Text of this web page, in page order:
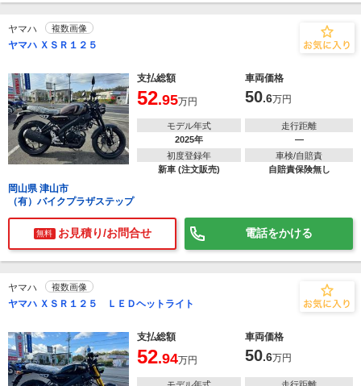
ヤマハ 複数画像
ヤマハ ＸＳＲ１２５
支払総額 車両価格
52.95万円 50.6万円
モデル年式
2025年
走行距離
―
初度登録年
新車 (注文販売)
車検/自賠責
自賠責保険無し
岡山県 津山市
（有）バイクプラザステップ
無料 お見積り/お問合せ 電話をかける
ヤマハ 複数画像
ヤマハ ＸＳＲ１２５ ＬＥＤヘットライト
支払総額 車両価格
52.94万円 50.6万円